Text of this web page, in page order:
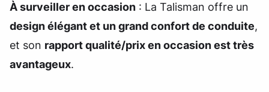
À surveiller en occasion : La Talisman offre un
design élégant et un grand confort de conduite,
et son rapport qualité/prix en occasion est très
avantageux.